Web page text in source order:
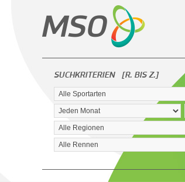
SUCHKRITERIEN [R. BIS Z.]